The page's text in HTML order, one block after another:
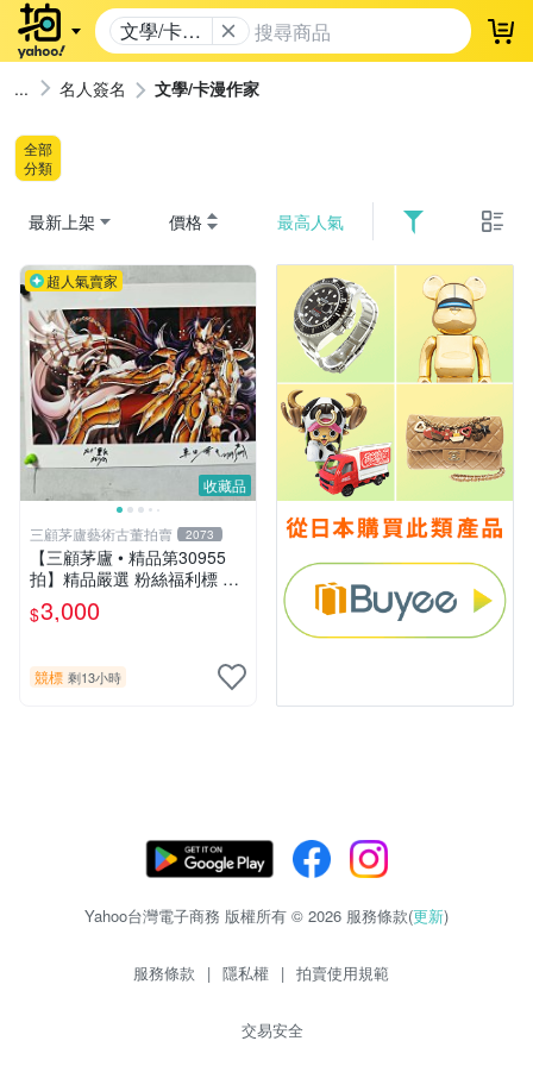
文學/卡漫
作家
登
名人簽名 文學/卡漫作家
全部
分類
最新上架 價格 最高人氣
收藏品
超人氣賣家
三顧茅廬藝術古董拍賣 2073
【三顧茅廬 • 精品第30955
拍】精品嚴選 粉絲福利標 日
本動漫大師 車田正美簽名照
片《聖鬥士星矢》！ 特惠起
$3,000
競標 剩13小時
Yahoo台灣電子商務 版權所有 © 2026 服務條款(更新)
服務條款 | 隱私權 | 拍賣使用規範
交易安全